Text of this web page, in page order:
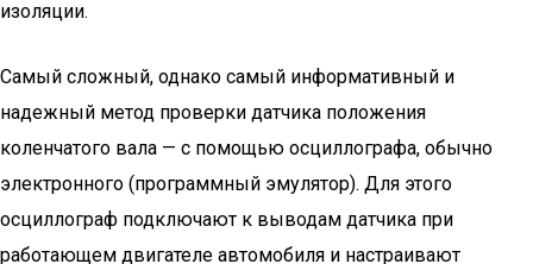
изоляции.
Самый сложный, однако самый информативный и
надежный метод проверки датчика положения
коленчатого вала — с помощью осциллографа, обычно
электронного (программный эмулятор). Для этого
осциллограф подключают к выводам датчика при
работающем двигателе автомобиля и настраивают